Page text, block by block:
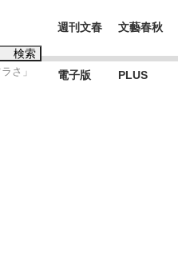
検索
週刊文春
電子版
文藝春秋
PLUS
さ」